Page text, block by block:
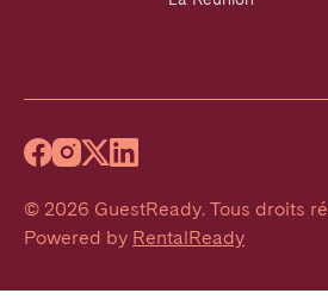
© 2026 GuestReady. Tous droits
Powered by RentalReady